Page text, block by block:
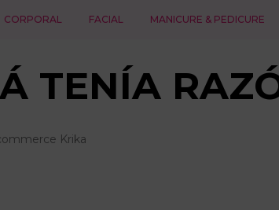
CORPORAL FACIAL MANICURE & PEDICURE
TENÍA
Krika